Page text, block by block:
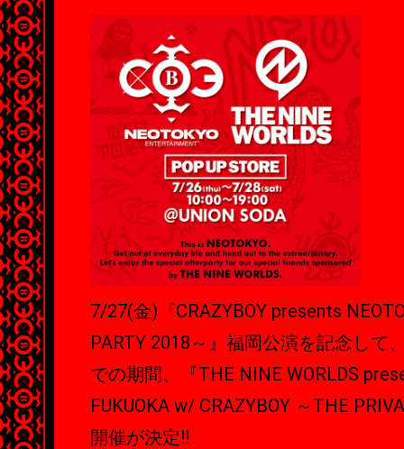
7/27(金)『CRAZYBOY presents
PARTY 2018～』福岡公演を記念して
での期間、『THE NINE WORLDS
FUKUOKA w/ CRAZYBOY ～THE
開催が決定!!